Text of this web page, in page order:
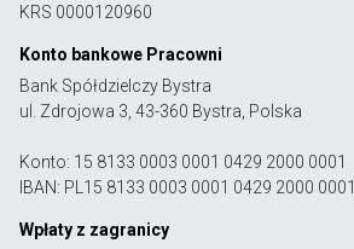
KRS 0000120960
Konto bankowe Pracowni
Bank Spółdzielczy Bystra
ul. Zdrojowa 3, 43-360 Bystra, Polska
Konto: 15 8133 0003 0001 0429 2000 0001
IBAN: PL15 8133 0003 0001 0429 2000 0001
Wpłaty z zagranicy